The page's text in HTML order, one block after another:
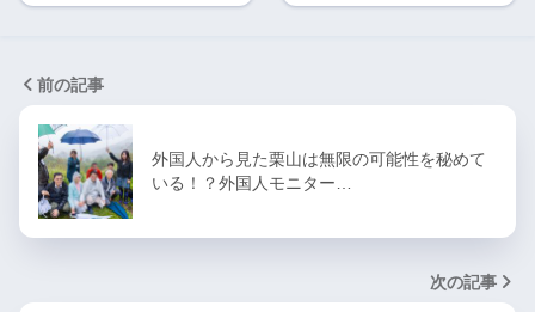
前の記事
外国人から見た栗山は無限の可能性を秘めて
いる！？外国人モニター…
次の記事